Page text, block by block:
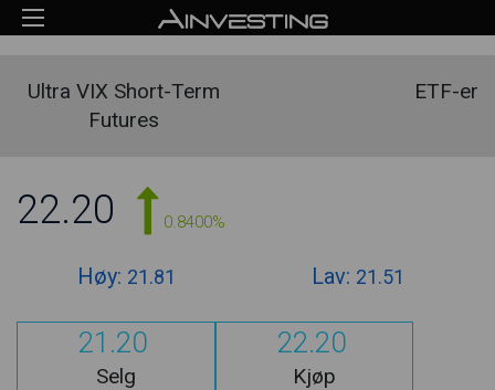
Ultra VIX Short-Term
Futures
ETF-er
22.20 0.8400%
Høy: 21.81 Lav: 21.51
21.20
Selg
22.20
Kjøp